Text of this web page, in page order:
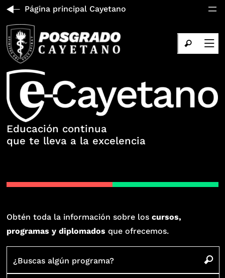
Página principal Cayetano
Educación continua
que te lleva a la excelencia
Obtén toda la información sobre loscursos,
programas y diplomados que ofrecemos.
¿Buscas algún programa?